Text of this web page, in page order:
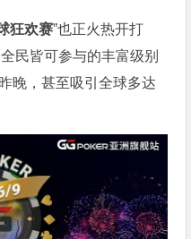
狂欢赛”也正火热开打
民皆可参与的丰富级别
昨晚，甚至吸引全球多达